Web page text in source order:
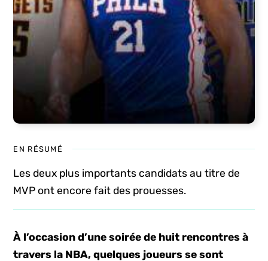
EN RÉSUMÉ
Les deux plus importants candidats au titre de
MVP ont encore fait des prouesses.
À l’occasion d’une soirée de huit rencontres à
travers la NBA, quelques joueurs se sont